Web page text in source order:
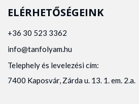
ELÉRHETŐSÉGEINK
+36 30 523 3362
info@tanfolyam.hu
Telephely és levelezési cím:
7400 Kaposvár, Zárda u. 13. 1. em. 2.a.